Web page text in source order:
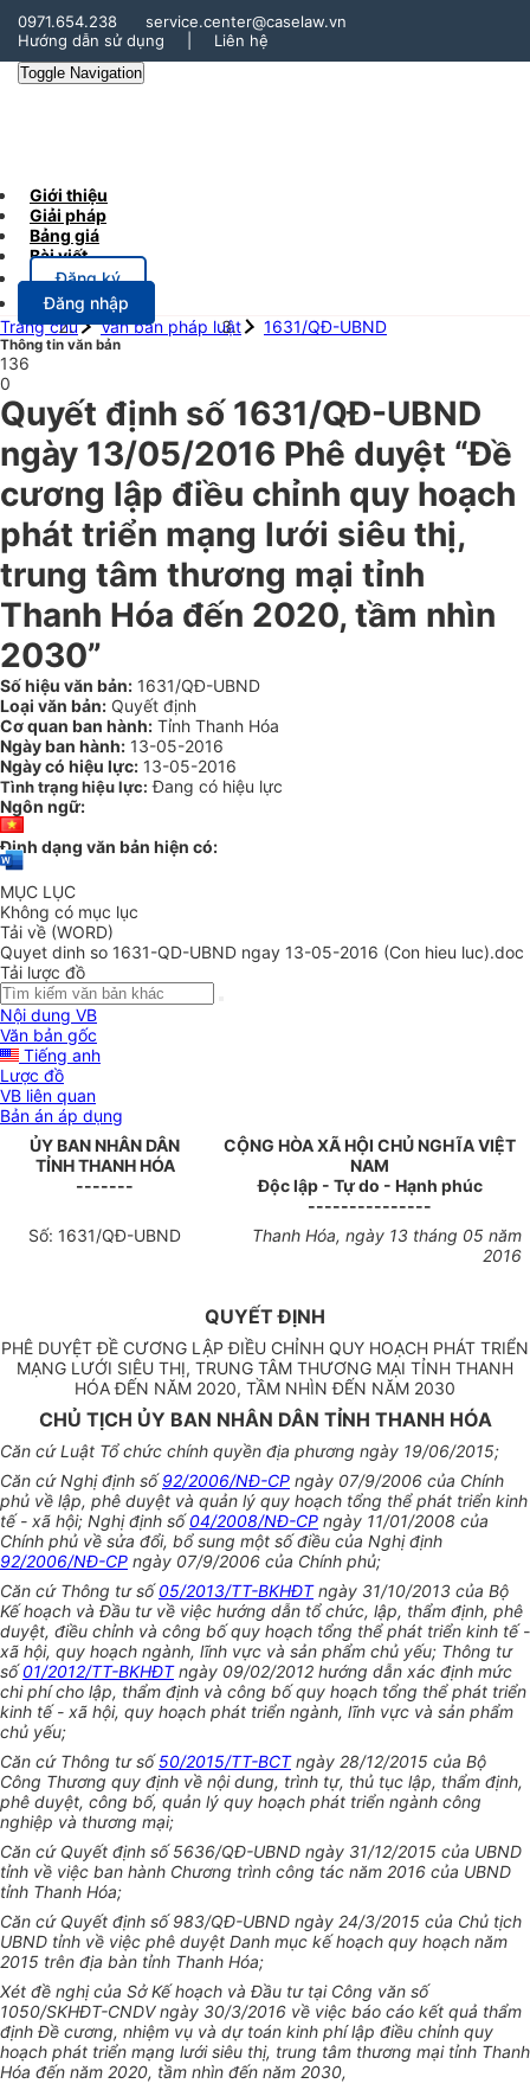
0971.654.238
service.center@caselaw.vn
Hướng dẫn sử dụng
Liên hệ
Toggle Navigation
Giới thiệu
Giải pháp
Bảng giá
Bài viết
Đăng ký
Đăng nhập
Trang chủ
Văn bản pháp luật 1631/QĐ-UBND
Thông tin văn bản
136
0
Quyết định số 1631/QĐ-UBND
ngày 13/05/2016 Phê duyệt “Đề
cương lập điều chỉnh quy hoạch
phát triển mạng lưới siêu thị,
trung tâm thương mại tỉnh
Thanh Hóa đến 2020, tầm nhìn
2030”
Số hiệu văn bản: 1631/QĐ-UBND
Loại văn bản: Quyết định
Cơ quan ban hành: Tỉnh Thanh Hóa
Ngày ban hành: 13-05-2016
Ngày có hiệu lực: 13-05-2016
Tình trạng hiệu lực: Đang có hiệu lực
Ngôn ngữ:
Định dạng văn bản hiện có:
MỤC LỤC
Không có mục lục
Tải về (WORD)
Quyet dinh so 1631-QD-UBND ngay 13-05-2016 (Con hieu luc).doc
Tải lược đồ
Nội dung VB
Văn bản gốc
Tiếng anh
Lược đồ
VB liên quan
Bản án áp dụng
ỦY BAN NHÂN DÂN
TỈNH THANH HÓA
-------
CỘNG HÒA XÃ HỘI CHỦ NGHĨA VIỆT
NAM
Độc lập - Tự do - Hạnh phúc
---------------
Số: 1631/QĐ-UBND Thanh Hóa, ngày 13 tháng 05 năm
2016
QUYẾT ĐỊNH
PHÊ DUYỆT ĐỀ CƯƠNG LẬP ĐIỀU CHỈNH QUY HOẠCH PHÁT TRIỂN
MẠNG LƯỚI SIÊU THỊ, TRUNG TÂM THƯƠNG MẠI TỈNH THANH
HÓA ĐẾN NĂM 2020, TẦM NHÌN ĐẾN NĂM 2030
CHỦ TỊCH ỦY BAN NHÂN DÂN TỈNH THANH HÓA
Căn cứ Luật Tổ chức chính quyền địa phương ngày 19/06/2015;
Căn cứ Nghị định số 92/2006/NĐ-CP ngày 07/9/2006 của Chính
phủ về lập, phê duyệt và quản lý quy hoạch tổng thể phát triển kinh
tế - xã hội; Nghị định số 04/2008/NĐ-CP ngày 11/01/2008 của
Chính phủ về sửa đổi, bổ sung một số điều của Nghị định
92/2006/NĐ-CP ngày 07/9/2006 của Chính phủ;
Căn cứ Thông tư số05/2013/TT-BKHĐTngày 31/10/2013 của Bộ
Kế hoạch và Đầu tư về việc hướng dẫn tổ chức, lập, thẩm định, phê
duyệt, điều chỉnh và công bố quy hoạch tổng thể phát triển kinh tế -
xã hội, quy hoạch ngành, lĩnh vực và sản phẩm chủ yếu; Thông tư
số01/2012/TT-BKHĐTngày 09/02/2012 hướng dẫn xác định mức
chi phí cho lập, thẩm định và công bố quy hoạch tổng thể phát triển
kinh tế - xã hội, quy hoạch phát triển ngành, lĩnh vực và sản phẩm
chủ yếu;
Căn cứ Thông tư số50/2015/TT-BCTngày 28/12/2015 của Bộ
Công Thương quy định về nội dung, trình tự, thủ tục lập, thẩm định,
phê duyệt, công bố, quản lý quy hoạch phát triển ngành công
nghiệp và thương mại;
Căn cứ Quyết định số5636/QĐ-UBND ngày 31/12/2015 của UBND
tỉnh về việc ban hành Chương trình công tác năm 2016 của UBND
tỉnh Thanh Hóa;
Căn cứ Quyết định số 983/QĐ-UBND ngày 24/3/2015 của Chủ tịch
UBND tỉnh về việc phê duyệt Danh mục kế hoạch quy hoạch năm
2015 trên địa bàn tỉnh Thanh Hóa;
Xét đề nghị của Sở Kế hoạch và Đầu tư tại Công văn số
1050/SKHĐT-CNDV ngày 30/3/2016 về việc báo cáo kết quả thẩm
định Đề cương, nhiệm vụ và dự toán kinh phí lập điều chỉnh quy
hoạch phát triển mạng lưới siêu thị, trung tâm thương mại tỉnh Thanh
Hóa đến năm 2020, tầm nhìn đến năm 2030,